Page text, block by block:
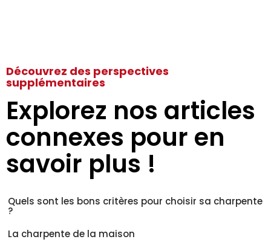
Découvrez des perspectives
supplémentaires
Explorez nos articles
connexes pour en
savoir plus !
Quels sont les bons critères pour choisir sa charpente
?
La charpente de la maison